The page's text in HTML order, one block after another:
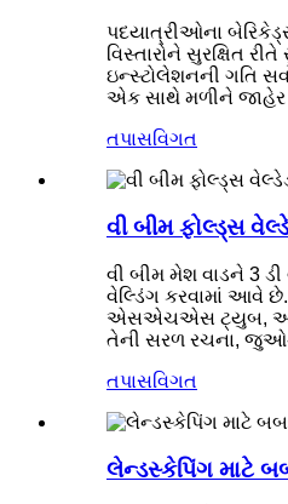
પદયાત્રીઓના
વિસ્તારોને સુરક્ષિત
ઇન્સ્ટોલેશનની ગતિ
એક સાથે મળીને જાહેર
તપાસવિગત
વી બીમ ફોલ્ડ્સ
વી બીમ મેશ વાડને 3
વેલ્ડિંગ કરવામાં આવે
એસએચએસ ટ્યુબ,
તેની સરળ રચના, જુઓ-
તપાસવિગત
લેન્ડસ્કેપિંગ માટે